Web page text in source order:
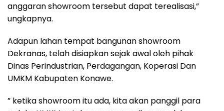
anggaran showroom tersebut dapat terealisasi,”
ungkapnya.
Adapun lahan tempat bangunan showroom
Dekranas, telah disiapkan sejak awal oleh pihak
Dinas Perindustrian, Perdagangan, Koperasi Dan
UMKM Kabupaten Konawe.
” ketika showroom itu ada, kita akan panggil para